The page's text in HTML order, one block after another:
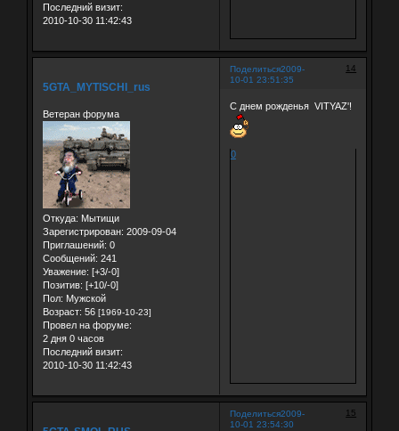
Последний визит:
2010-10-30 11:42:43
Поделиться 14
2009-
10-01 23:51:35
5GTA_MYTISCHI_rus
Ветеран форума
Откуда: Мытищи
Зарегистрирован: 2009-09-04
Приглашений: 0
Сообщений: 241
Уважение: [+3/-0]
Позитив: [+10/-0]
Пол: Мужской
Возраст: 56 [1969-10-23]
Провел на форуме:
2 дня 0 часов
Последний визит:
2010-10-30 11:42:43
С днем рожденья VITYAZ'!
0
Поделиться 15
2009-
10-01 23:54:30